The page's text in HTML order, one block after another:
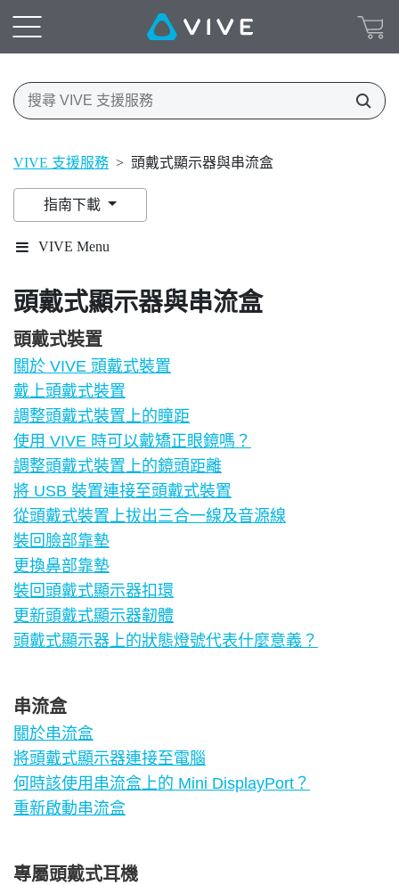
VIVE 支援服務 > 頭戴式顯示器與串流盒
指南下載
VIVE Menu
頭戴式顯示器與串流盒
頭戴式裝置
關於 VIVE 頭戴式裝置
戴上頭戴式裝置
調整頭戴式裝置上的瞳距
使用 VIVE 時可以戴矯正眼鏡嗎？
調整頭戴式裝置上的鏡頭距離
將 USB 裝置連接至頭戴式裝置
從頭戴式裝置上拔出三合一線及音源線
裝回臉部靠墊
更換鼻部靠墊
裝回頭戴式顯示器扣環
更新頭戴式顯示器韌體
頭戴式顯示器上的狀態燈號代表什麼意義？
串流盒
關於串流盒
將頭戴式顯示器連接至電腦
何時該使用串流盒上的 Mini DisplayPort？
重新啟動串流盒
專屬頭戴式耳機